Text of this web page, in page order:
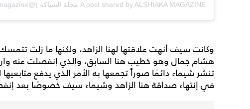
A post shared by ALSHIAKA MAGAZINE مجلة الشياكة (@alshiaka_magazine)
وكانت سيف أنهت علاقتها لهنا الزاهد، ولكنها ما زلت
هشام جمال وهو خطيب هنا السابق، والذي إنفصلت عنه
تنشر شيماء دائمًا صوراً تجمعها به الأمر الذي يدفع
في إنتهاء صداقة هنا الزاهد وشيماء سيف خصوصًا بعد